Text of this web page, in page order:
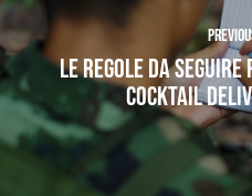
Le regole da
Cocktail